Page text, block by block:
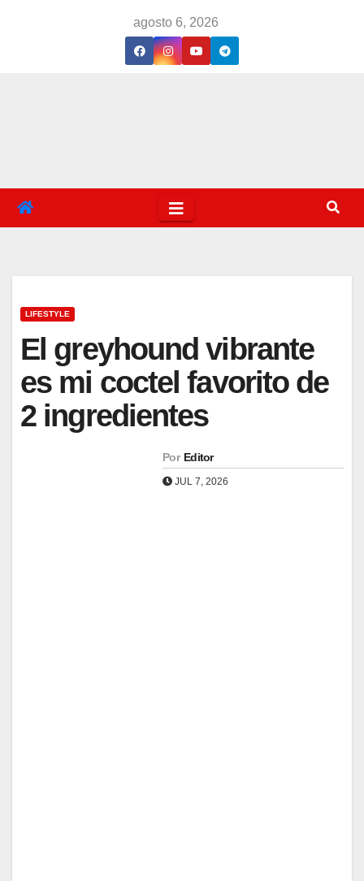
agosto 6, 2026
LIFESTYLE
El greyhound vibrante
es mi coctel favorito de
2 ingredientes
Por Editor
JUL 7, 2026